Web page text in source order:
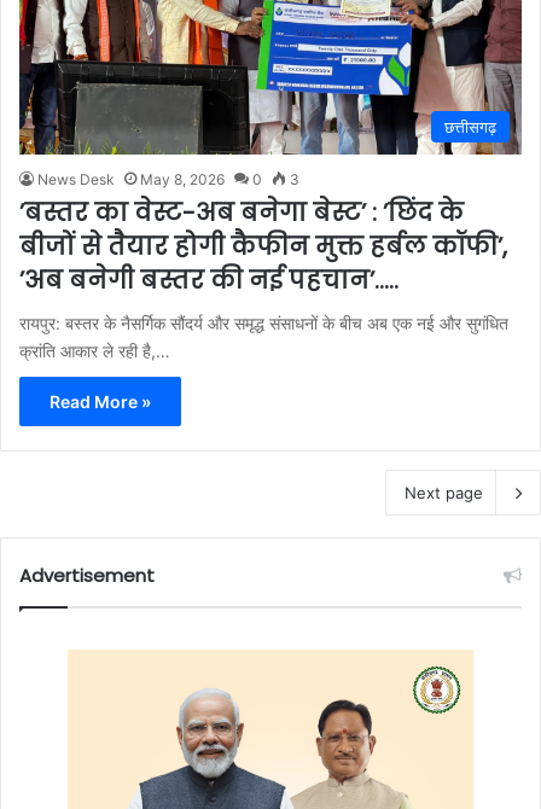
छत्तीसगढ़
News Desk May 8, 2026 0 3
’बस्तर का वेस्ट-अब बनेगा बेस्ट’ : ’छिंद के
बीजों से तैयार होगी कैफीन मुक्त हर्बल कॉफी’,
’अब बनेगी बस्तर की नई पहचान’…..
रायपुर: बस्तर के नैसर्गिक सौंदर्य और समृद्ध संसाधनों के बीच अब एक नई और सुगंधित
क्रांति आकार ले रही है,…
Read More »
Next page
Advertisement